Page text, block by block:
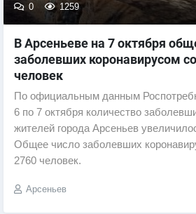
0 1259
В Арсеньеве на 7 октября
заболевших коронавирусом
человек
По официальным данным
6 по 7 октября количество
жителей города Арсеньев
Общее число заболевших
2760 человек.
Арсеньев